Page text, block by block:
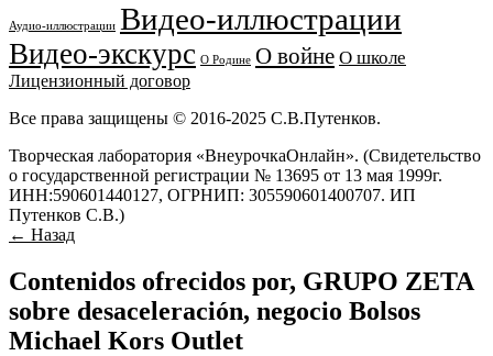
Аудио-иллюстрации Видео-иллюстрации
Видео-экскурс О Родине О войне О школе
Лицензионный договор
Все права защищены © 2016-2025 С.В.Путенков.
Творческая лаборатория «ВнеурочкаОнлайн». (Свидетельство
о государственной регистрации № 13695 от 13 мая 1999г.
ИНН:590601440127, ОГРНИП: 305590601400707. ИП
Путенков С.В.)
← Назад
Contenidos ofrecidos por, GRUPO ZETA
sobre desaceleración, negocio Bolsos
Michael Kors Outlet